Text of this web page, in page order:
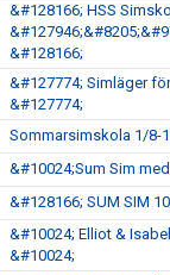
&#128166; HSS
&#128166;
&#127774; Simläger
&#127774;
Sommarsimskola 1/8-
&#10024;Sum Sim
&#128166; SUM SIM
&#10024; Elliot &
&#10024;